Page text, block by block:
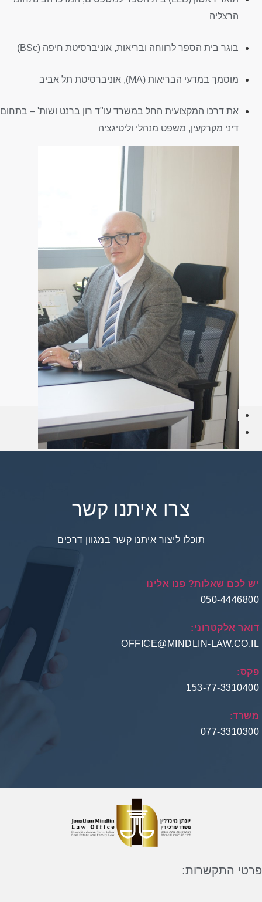
הרצליה
בוגר בית הספר לרווחה ובריאות, אוניברסיטת חיפה (BSc)
מוסמך במדעי הבריאות (MA), אוניברסיטת תל אביב
את דרכו המקצועית החל במשרד עו"ד רון ברנט ושות' – בתחום
דיני מקרקעין, משפט מנהלי וליטיגציה
צרו איתנו קשר
תוכלו ליצור איתנו קשר במגוון דרכים
לכם שאלות? פנו אלינו
050-
אלקטרוני:
OFFICE@MINDLIN-
153-77-
077-
התקשרות: